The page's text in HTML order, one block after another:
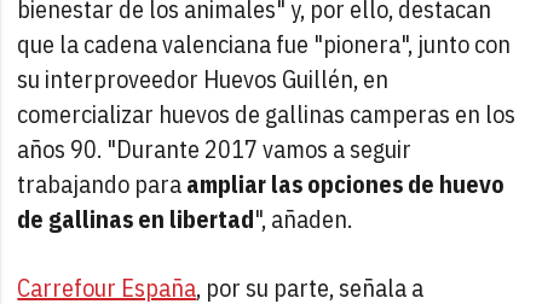
bienestar de los animales" y, por ello, destacan
que la cadena valenciana fue "pionera", junto con
su interproveedor Huevos Guillén, en
comercializar huevos de gallinas camperas en los
años 90. "Durante 2017 vamos a seguir
trabajando paraampliar las opciones de huevo
de gallinas en libertad", añaden.
Carrefour España, por su parte, señala a